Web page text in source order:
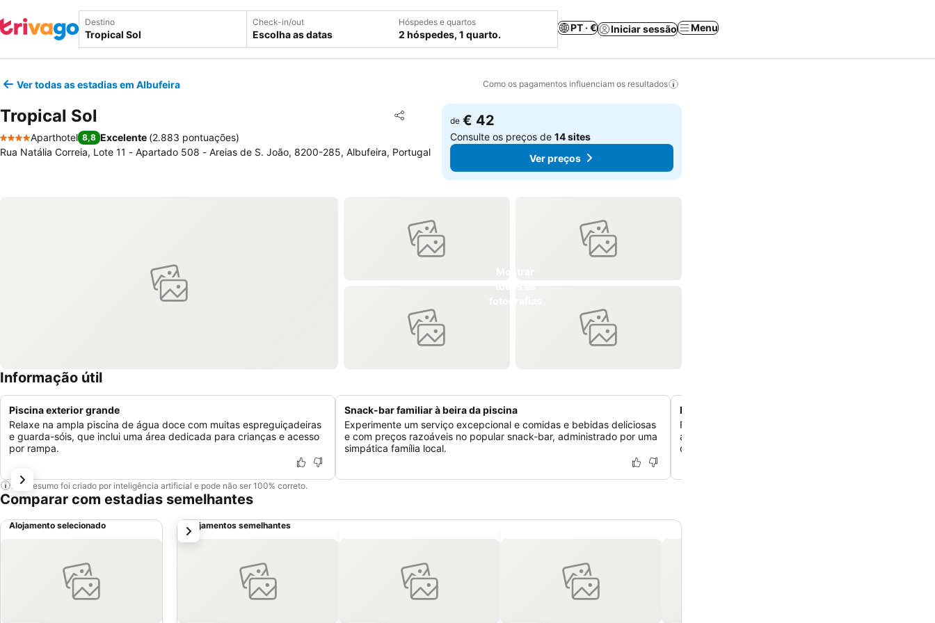
Destino Check-in/out
Escolha as datas
Hóspedes e quartos
2 hóspedes, 1 quarto.
PT · € Iniciar sessão Menu
Ver todas as estadias em Albufeira Como os pagamentos influenciam os resultados
Tropical Sol Partilhar
Adicionar aos favoritos
4 Estrelas
Aparthotel 8,8 Excelente (2.883 pontuações)
Rua Natália Correia, Lote 11 - Apartado 508 - Areias de S. João, 8200-285, Albufeira, Portugal
de € 42
Consulte os preços de14 sites
Ver preços
Informação útil
Piscina exterior grande
Relaxe na ampla piscina de água doce com muitas espreguiçadeiras
e guarda-sóis, que inclui uma área dedicada para crianças e acesso
por rampa.
Snack-bar familiar à beira da piscina
Experimente um serviço excepcional e comidas e bebidas deliciosas
e com preços razoáveis no popular snack-bar, administrado por uma
simpática família local.
Detalhes em azulejos tradicionais
Fique em acomodações iluminadas e com ar-
apresentam azulejos portugueses tradicionais,
de charme local à sua estadia.
Este resumo foi criado por inteligência artificial e pode não ser 100% correto.
Comparar com estadias semelhantes
Alojamento selecionado Alojamentos semelhantes
próximo